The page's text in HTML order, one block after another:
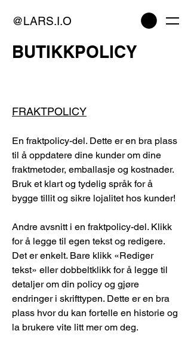
@LARS.I.O
BUTIKKPOLICY
FRAKTPOLICY
En fraktpolicy-del. Dette er en bra plass
til å oppdatere dine kunder om dine
fraktmetoder, emballasje og kostnader.
Bruk et klart og tydelig språk for å
bygge tillit og sikre lojalitet hos kunder!
Andre avsnitt i en fraktpolicy-del. Klikk
for å legge til egen tekst og redigere.
Det er enkelt. Bare klikk «Rediger
tekst» eller dobbeltklikk for å legge til
detaljer om din policy og gjøre
endringer i skrifttypen. Dette er en bra
plass hvor du kan fortelle en historie og
la brukere vite litt mer om deg.